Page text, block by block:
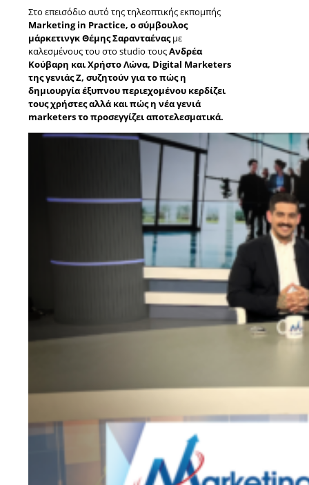
Στο επεισόδιο αυτό της τηλεοπτικής εκπομπής
Marketing in Practice, ο σύμβουλος
μάρκετινγκ Θέμης Σαρανταέναςμε
καλεσμένους του στο studio τουςΑνδρέα
Κούβαρη και Χρήστο Λώνα, Digital Marketers
της γενιάς Ζ, συζητούν για το πώς η
δημιουργία έξυπνου περιεχομένου κερδίζει
τους χρήστες αλλά και πώς η νέα γενιά
marketers το προσεγγίζει αποτελεσματικά.